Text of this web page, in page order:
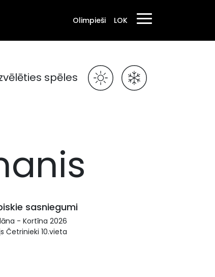
Olimpieši LOK
spēles
sasniegumi
- Kortīna 2026
Četrinieki 10.vieta